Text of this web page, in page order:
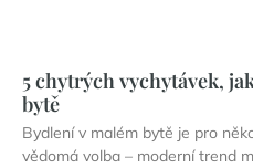
5 chytrých vychytávek,
bytě
Bydlení v malém bytě je pro
vědomá volba – moderní trend